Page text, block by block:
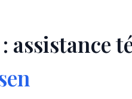
assistance